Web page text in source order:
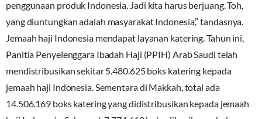
penggunaan produk Indonesia. Jadi kita harus berjuang. Toh,
yang diuntungkan adalah masyarakat Indonesia,” tandasnya.
Jemaah haji Indonesia mendapat layanan katering. Tahun ini,
Panitia Penyelenggara Ibadah Haji (PPIH) Arab Saudi telah
mendistribusikan sekitar 5.480.625 boks katering kepada
jemaah haji Indonesia. Sementara di Makkah, total ada
14.506.169 boks katering yang didistribusikan kepada jemaah